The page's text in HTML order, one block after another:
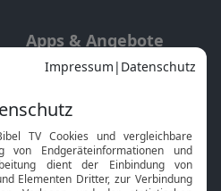
Apps & Angebote
Mobile App
Smart TV
HbbTV